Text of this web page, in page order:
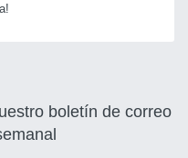
boletín de correo